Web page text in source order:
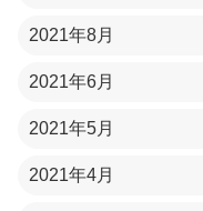
2021年8月
2021年6月
2021年5月
2021年4月